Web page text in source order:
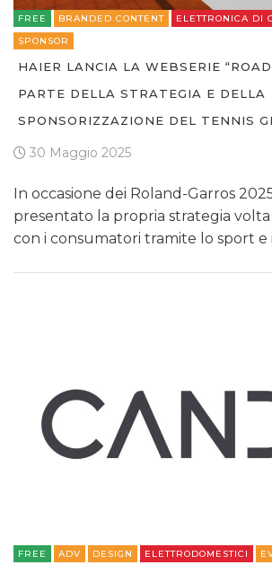
FREE BRANDED CONTENT ELETTRONICA DI
SPONSOR
HAIER LANCIA LA WEBSERIE
PARTE DELLA STRATEGIA E DELLA
SPONSORIZZAZIONE DEL TENNIS
30 Maggio 2025
In occasione dei Roland-Garros
presentato la propria strategia
con i consumatori tramite lo sport e
FREE ADV DESIGN ELETTRODOMESTICI